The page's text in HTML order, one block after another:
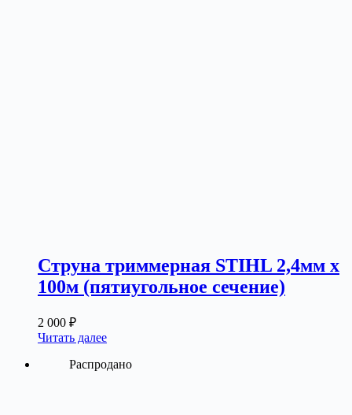
Струна триммерная STIHL 2,4мм х
100м (пятиугольное сечение)
2 000 ₽
Читать далее
Распродано